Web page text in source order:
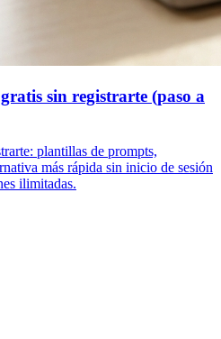
sin registrarte (paso a
plantillas de prompts,
más rápida sin inicio de sesión
ilimitadas.